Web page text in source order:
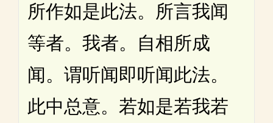
所作如是此法。所言我闻
等者。我者。自相所成
闻。谓听闻即听闻此法。
此中总意。若如是若我若